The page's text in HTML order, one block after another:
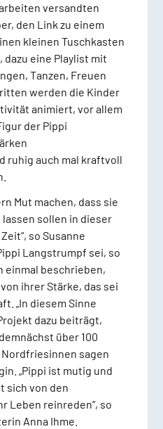
versandten
den Link zu einem
kleinen Tuschkasten
eine Playlist mit
Tanzen, Freuen
werden die Kinder
animiert, vor allem
der Pippi
ruhig auch mal kraftvoll
Mut machen, dass sie
sollen in dieser
so Susanne
Langstrumpf sei, so
einmal beschrieben,
ihrer Stärke, das sei
„In diesem Sinne
dazu beiträgt,
über 100
sagen
„Pippi ist mutig und
sich von den
Leben reinreden“, so
Anna Ihme.